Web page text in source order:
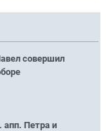
совершил
апп. Петра и